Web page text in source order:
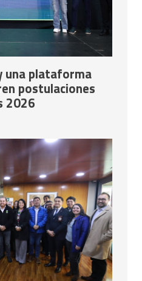
una plataforma
postulaciones
2026